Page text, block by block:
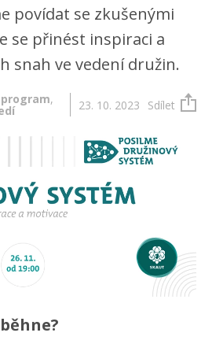
povídat se zkušenými
se přinést inspiraci a
snah ve vedení družin.
, 23. 10. 2023 Sdílet